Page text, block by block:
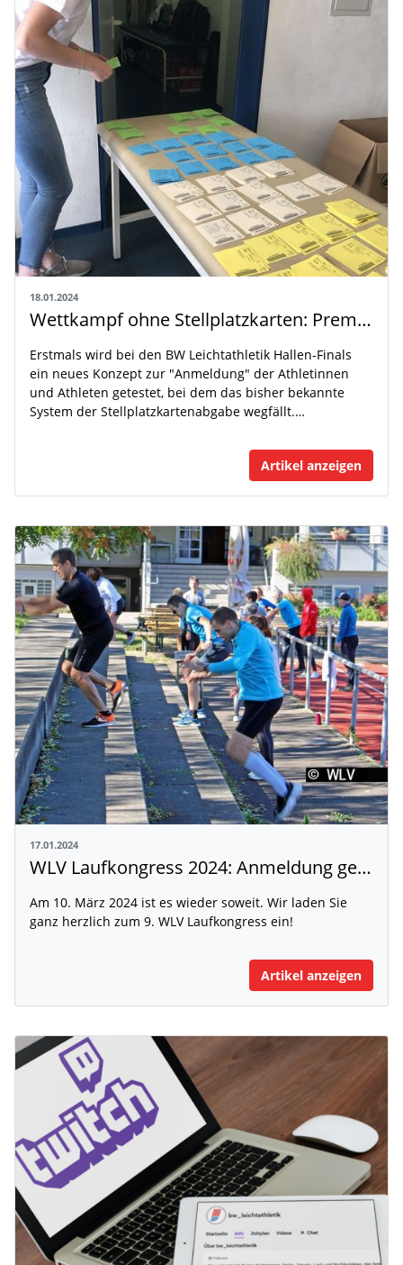
18.01.2024
Wettkampf ohne Stellplatzkarten: Premiere bei den BWLA Finals
Erstmals wird bei den BW Leichtathletik Hallen-Finals
ein neues Konzept zur "Anmeldung" der Athletinnen
und Athleten getestet, bei dem das bisher bekannte
System der Stellplatzkartenabgabe wegfällt.…
Artikel anzeigen
17.01.2024
WLV Laufkongress 2024: Anmeldung geöffnet
Am 10. März 2024 ist es wieder soweit. Wir laden Sie
ganz herzlich zum 9. WLV Laufkongress ein!
Artikel anzeigen